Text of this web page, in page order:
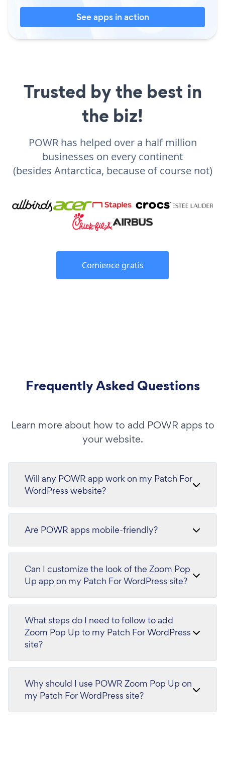
See apps in action
Trusted by the best in
the biz!
POWR has helped over a half million
businesses on every continent
(besides Antarctica, because of course not)
Comience gratis
Frequently Asked Questions
Learn more about how to add POWR apps to
your website.
Will any POWR app work on my Patch For
WordPress website?
Are POWR apps mobile-friendly?
Can I customize the look of the Zoom Pop
Up app on my Patch For WordPress site?
What steps do I need to follow to add
Zoom Pop Up to my Patch For WordPress
site?
Why should I use POWR Zoom Pop Up on
my Patch For WordPress site?